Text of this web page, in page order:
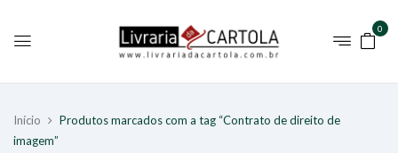
0
Início
Produtos marcados com a tag “Contrato de direito de
imagem”